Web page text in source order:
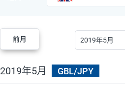
前月
2019年5月 GBL/JPY